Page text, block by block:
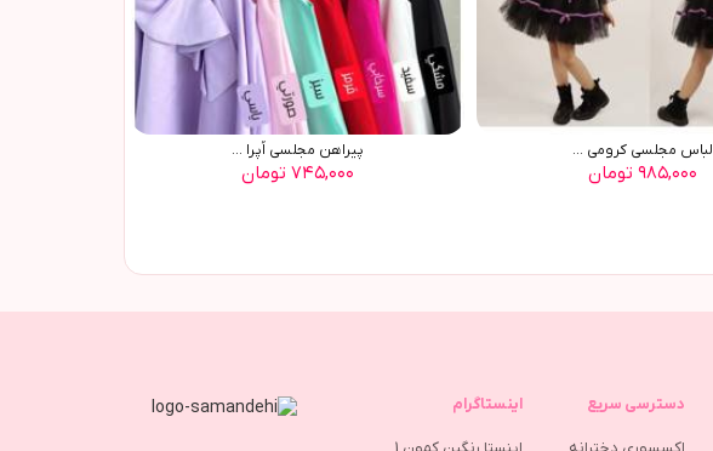
لباس مجلسی کرومی ...
۹۸۵,۰۰۰ تومان
پیراهن مجلسی اُپرا ...
۷۴۵,۰۰۰ تومان
دسترسی سریع اینستاگرام